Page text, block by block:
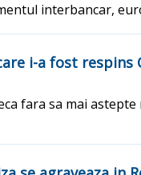
interbancar,
i-a fost respins
fara sa mai